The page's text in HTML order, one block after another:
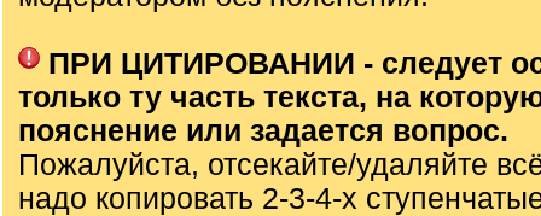
ПРИ ЦИТИРОВАНИИ - следует
только ту часть текста, на
пояснение или задается вопрос.
Пожалуйста, отсекайте/удаляйте
надо копировать 2-3-4-х